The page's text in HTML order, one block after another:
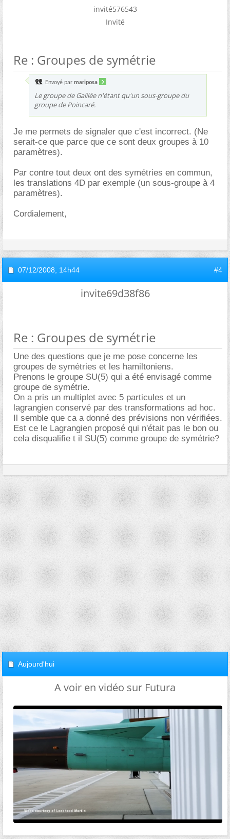
invité576543
Invité
Re : Groupes de symétrie
Envoyé par mariposa
Le groupe de Galilée n'étant qu'un sous-groupe du
groupe de Poincaré.
Je me permets de signaler que c'est incorrect. (Ne
serait-ce que parce que ce sont deux groupes à 10
paramètres).
Par contre tout deux ont des symétries en commun,
les translations 4D par exemple (un sous-groupe à 4
paramètres).
Cordialement,
07/12/2008, 14h44 #4
invite69d38f86
Re : Groupes de symétrie
Une des questions que je me pose concerne les
groupes de symétries et les hamiltoniens.
Prenons le groupe SU(5) qui a été envisagé comme
groupe de symétrie.
On a pris un multiplet avec 5 particules et un
lagrangien conservé par des transformations ad hoc.
Il semble que ca a donné des prévisions non vérifiées.
Est ce le Lagrangien proposé qui n'était pas le bon ou
cela disqualifie t il SU(5) comme groupe de symétrie?
Aujourd'hui
A voir en vidéo sur Futura